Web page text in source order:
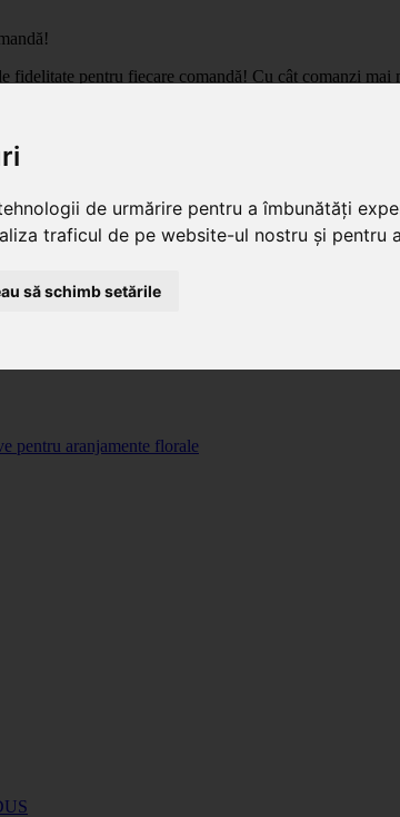
de urmărire pentru a îmbunătăți
traficul de pe website-ul nostru și
să schimb setările
fidelitate pentru fiecare comandă! Cu cât comanzi
Produse de calitate la pret de importator, cu livrare in
pentru aranjamente florale